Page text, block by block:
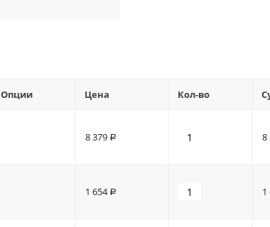
Опции Цена Кол-во
8 379 Р 8
1 654 Р 1